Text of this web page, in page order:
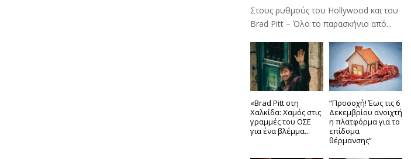
Στους ρυθμούς του Hollywood και του
Brad Pitt – Όλο το παρασκήνιο από...
«Brad Pitt στη
Χαλκίδα: Χαμός στις
γραμμές του ΟΣΕ
για ένα βλέμμα...
“Προσοχή! Έως τις 6
Δεκεμβρίου ανοιχτή
η πλατφόρμα για το
επίδομα
θέρμανσης”